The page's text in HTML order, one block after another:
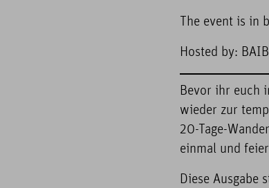
The event is in
Hosted by:
Bevor ihr euch
wieder zur
20-Tage-
einmal und
Diese Ausgabe